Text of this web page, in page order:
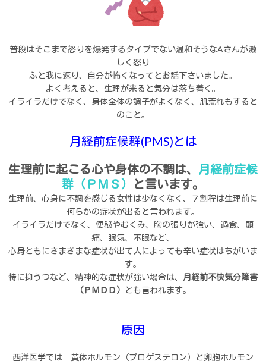
普段はそこまで怒りを爆発するタイプでない温和そうなAさんが激
しく怒り
ふと我に返り、自分が怖くなってとお話下さいました。
よく考えると、生理が来ると気分は落ち着く。
イライラだけでなく、身体全体の調子がよくなく、肌荒れもすると
のこと。
月経前症候群(PMS)とは
生理前に起こる心や身体の不調は、 月経前症候
群（ＰＭＳ）
と言います。
生理前、心身に不調を感じる女性は少なくなく、７割程は生理前に
何らかの症状が出ると言われます。
イライラだけでなく、便秘やむくみ、胸の張りが強い、過食、頭
痛、眠気、不眠など、
心身ともにさまざまな症状が出て人によっても辛い症状はちがいま
す。
特に抑うつなど、精神的な症状が強い場合は、 月経前不快気分障害
（ＰＭＤＤ） とも言われます。
原因
西洋医学では 黄体ホルモン（プロゲステロン）と卵胞ホルモン